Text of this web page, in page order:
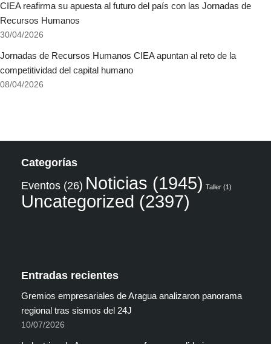
CIEA reafirma su apuesta al futuro del país con las Jornadas de
Recursos Humanos
30/04/2026
Jornadas de Recursos Humanos CIEA apuntan al reto de la
competitividad del capital humano
08/04/2026
Categorías
Eventos (26) Noticias (1945) Taller (1)
Uncategorized (2397)
Entradas recientes
Gremios empresariales de Aragua analizaron panorama
regional tras sismos del 24J
10/07/2026